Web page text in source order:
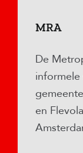
MRA
De
informele
en